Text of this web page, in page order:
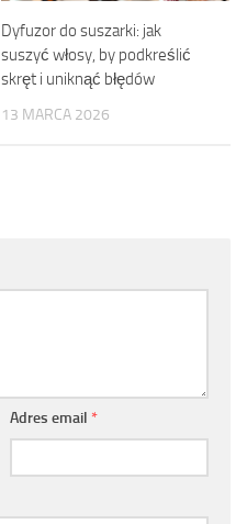
Dyfuzor do suszarki: jak
suszyć włosy, by podkreślić
skręt i uniknąć błędów
13 MARCA 2026
Adres email *